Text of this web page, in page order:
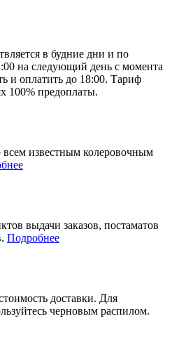
в будние дни и по
на следующий день с момента
и оплатить до 18:00. Тариф
100% предоплаты.
известным колеровочным
выдачи заказов, постаматов
Подробнее
доставки. Для
черновым распилом.